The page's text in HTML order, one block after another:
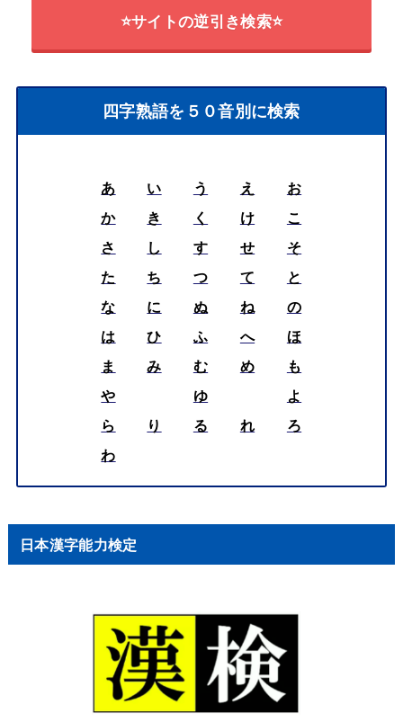
⭐サイトの逆引き検索⭐
四字熟語を５０音別に検索
あ い う え
お
か
き く け
こ
さ
し す せ
そ
た
ち つ て
と
な
に ぬ ね
の
は
ひ ふ へ
ほ
ま
み む め
も
や
ゆ
よ
ら
り る れ
ろ
わ
日本漢字能力検定